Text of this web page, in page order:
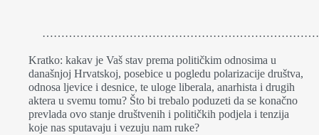
Kratko: kakav je Vaš stav prema političkim odnosima u
današnjoj Hrvatskoj, posebice u pogledu polarizacije društva,
odnosa ljevice i desnice, te uloge liberala, anarhista i drugih
aktera u svemu tomu? Što bi trebalo poduzeti da se konačno
prevlada ovo stanje društvenih i političkih podjela i tenzija
koje nas sputavaju i vezuju nam ruke?